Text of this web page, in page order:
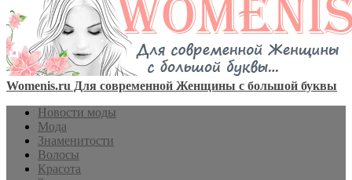
Womenis.ru Для современной Женщины с большой буквы
Новости моды
Мода
Знаменитости
Волосы
Красота